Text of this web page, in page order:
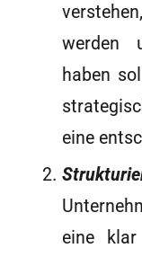
werden
haben
eine
eine